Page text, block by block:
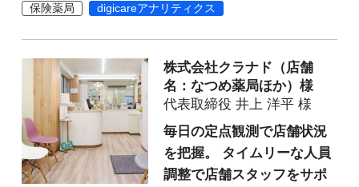
保険薬局 digicareアナリティクス
株式会社クラナド（店舗
名：なつめ薬局ほか）様
代表取締役 井上 洋平 様
毎日の定点観測で店舗状況
を把握。 タイムリーな人員
調整で店舗スタッフをサポ